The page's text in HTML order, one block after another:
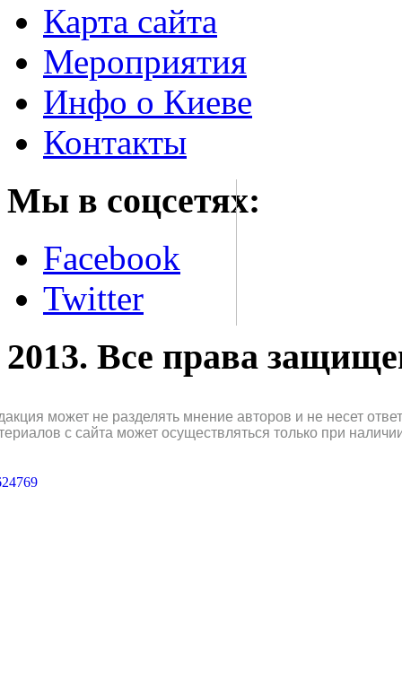
Карта сайта
Мероприятия
Инфо о Киеве
Контакты
Мы в соцсетях:
Facebook
Twitter
2013. Все права
может не разделять мнение авторов и не несет
с сайта может осуществляться только при